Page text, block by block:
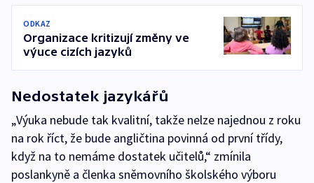
ODKAZ
Organizace kritizují změny ve
výuce cizích jazyků
Nedostatek jazykářů
„Výuka nebude tak kvalitní, takže nelze najednou z roku
na rok říct, že bude angličtina povinná od první třídy,
když na to nemáme dostatek učitelů,“ zmínila
poslankyně a členka sněmovního školského výboru